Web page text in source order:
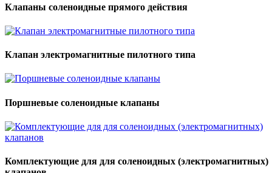
Клапаны соленоидные прямого действия
Клапан электромагнитные пилотного типа
Поршневые соленоидные клапаны
Комплектующие для для соленоидных (электромагнитных)